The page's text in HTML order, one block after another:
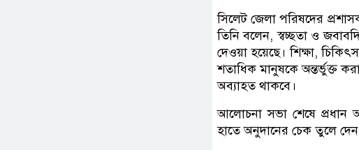
সিলেট জেলা পরিষদের
তিনি বলেন, স্বচ্ছতা ও
দেওয়া হয়েছে। শিক্ষা,
শতাধিক মানুষকে অন্তর্ভুক্ত
অব্যাহত থাকবে।
আলোচনা সভা শেষে প্রধান
হাতে অনুদানের চেক তুলে